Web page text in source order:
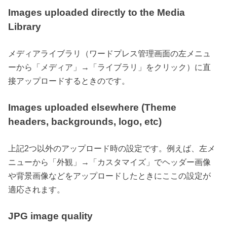
Images uploaded directly to the Media
Library
メディアライブラリ（ワードプレス管理画面の左メニュ
ーから「メディア」→「ライブラリ」をクリック）に直
接アップロードするときのです。
Images uploaded elsewhere (Theme
headers, backgrounds, logo, etc)
上記2つ以外のアップロード時の設定です。例えば、左メ
ニューから「外観」→「カスタマイズ」でヘッダー画像
や背景画像などをアップロードしたときにここの設定が
適応されます。
JPG image quality